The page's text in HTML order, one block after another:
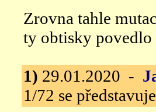
Zrovna tahle
ty obtisky povedlo
1) 29.01.2020 -
1/72 se představuje